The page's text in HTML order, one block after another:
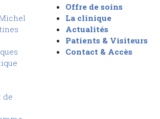
de
Offre de soins
La clinique
Actualités
Patients & Visiteurs
Contact & Accès